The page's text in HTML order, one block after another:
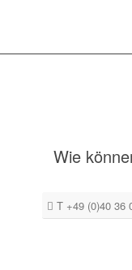
Wie
T +49 (0)40 36